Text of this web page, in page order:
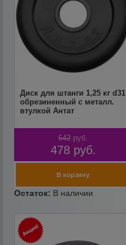
Диск для штанги 1,25 кг d31
обрезиненный с металл.
втулкой Антат
642 руб.
478 руб.